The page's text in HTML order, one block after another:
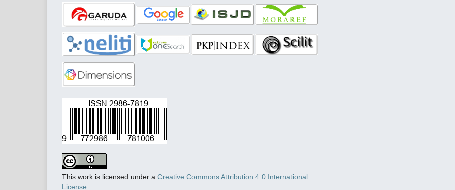
This work is licensed under a Creative Commons Attribution 4.0 International
License.